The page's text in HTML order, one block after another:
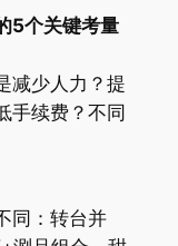
5个关键考量
减少人力？提
手续费？不同
同：转台并